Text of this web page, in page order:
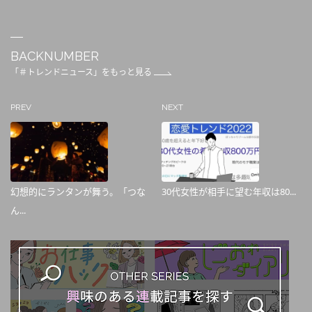
BACKNUMBER
「＃トレンドニュース」をもっと見る
PREV
幻想的にランタンが舞う。「つな
ん...
NEXT
30代女性が相手に望む年収は80...